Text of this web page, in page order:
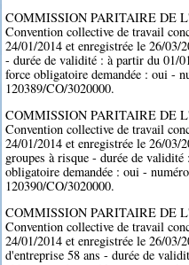
COMMISSION PARITAIRE DE
Convention collective de travail
24/01/2014 et enregistrée le 26/
- durée de validité : à partir du 01/
force obligatoire demandée : oui -
120389/CO/3020000.
COMMISSION PARITAIRE DE
Convention collective de travail
24/01/2014 et enregistrée le 26/
groupes à risque - durée de
obligatoire demandée : oui -
120390/CO/3020000.
COMMISSION PARITAIRE DE
Convention collective de travail
24/01/2014 et enregistrée le 26/03/
d'entreprise 58 ans - durée de